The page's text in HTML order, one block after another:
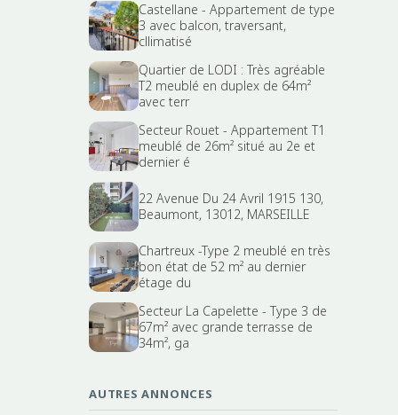
Castellane - Appartement de type
3 avec balcon, traversant,
cllimatisé
Quartier de LODI : Très agréable
T2 meublé en duplex de 64m²
avec terr
Secteur Rouet - Appartement T1
meublé de 26m² situé au 2e et
dernier é
22 Avenue Du 24 Avril 1915 130,
Beaumont, 13012, MARSEILLE
Chartreux -Type 2 meublé en très
bon état de 52 m² au dernier
étage du
Secteur La Capelette - Type 3 de
67m² avec grande terrasse de
34m², ga
AUTRES ANNONCES